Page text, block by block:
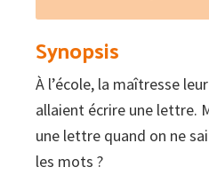
quantity
Synopsis
À l’école, la maîtresse
allaient écrire une lettre.
une lettre quand on ne
les mots ?